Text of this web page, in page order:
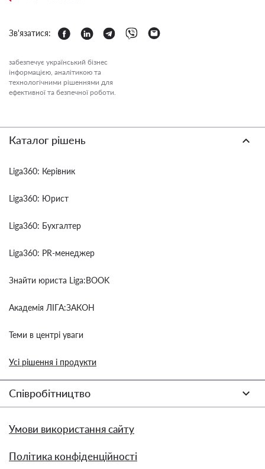
Зв'язатися:
забезпечує український бізнес
інформацією, аналітикою та
технологічними рішеннями для
ефективної та безпечної роботи.
Каталог рішень
Liga360: Керівник
Liga360: Юрист
Liga360: Бухгалтер
Liga360: PR-менеджер
Знайти юриста Liga:BOOK
Академія ЛІГА:ЗАКОН
Теми в центрі уваги
Усі рішення і продукти
Співробітництво
Умови використання сайту
Політика конфіденційності